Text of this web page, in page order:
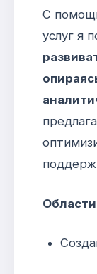
С
услуг я